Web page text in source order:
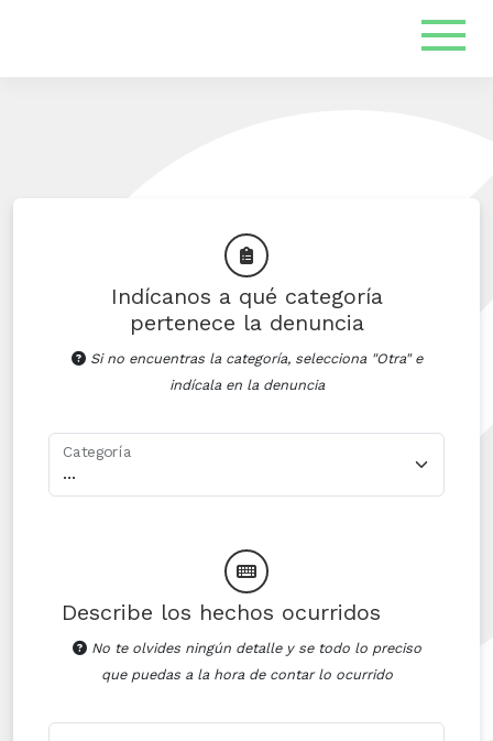
Indícanos a qué categoría
pertenece la denuncia
Si no encuentras la categoría, selecciona "Otra" e
indícala en la denuncia
Categoría
Describe los hechos ocurridos
No te olvides ningún detalle y se todo lo preciso
que puedas a la hora de contar lo ocurrido